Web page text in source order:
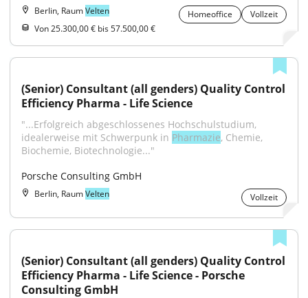
Berlin, RaumVelten Homeoffice
Vollzeit
Von 25.300,00 € bis 57.500,00 €
(Senior) Consultant (all genders) Quality Control
Efficiency Pharma - Life Science
"...Erfolgreich abgeschlossenes Hochschulstudium,
idealerweise mit Schwerpunk in Pharmazie, Chemie,
Biochemie, Biotechnologie..."
Porsche Consulting GmbH
Berlin, RaumVelten Vollzeit
(Senior) Consultant (all genders) Quality Control
Efficiency Pharma - Life Science - Porsche
Consulting GmbH